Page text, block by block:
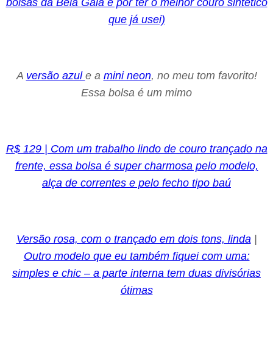
que já usei)
A versão azul e a mini neon, no meu tom favorito!
Essa bolsa é um mimo
R$ 129 | Com um trabalho lindo de couro trançado na
frente, essa bolsa é super charmosa pelo modelo,
alça de correntes e pelo fecho tipo baú
Versão rosa, com o trançado em dois tons, linda |
Outro modelo que eu também fiquei com uma:
simples e chic – a parte interna tem duas divisórias
ótimas